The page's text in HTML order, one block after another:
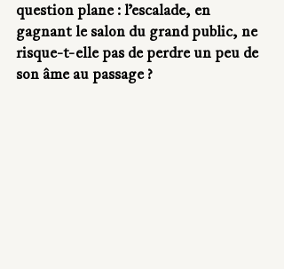
question plane : l’escalade, en
gagnant le salon du grand public, ne
risque-t-elle pas de perdre un peu de
son âme au passage ?